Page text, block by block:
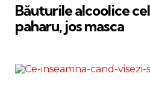
Băuturile alcoolice
paharu, jos masca